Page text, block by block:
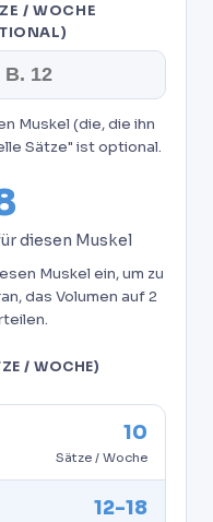
/ WOCHE
Muskel (die, die ihn
Sätze" ist optional.
diesen Muskel
Muskel ein, um zu
das Volumen auf 2
/ WOCHE)
10
Sätze / Woche
12-18